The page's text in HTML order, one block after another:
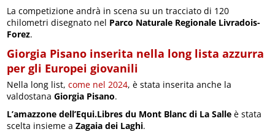
La competizione andrà in scena su un tracciato di 120
chilometri disegnato nel Parco Naturale Regionale Livradois-
Forez.
Giorgia Pisano inserita nella long lista azzurra
per gli Europei giovanili
Nella long list,come nel 2024, è stata inserita anche la
valdostanaGiorgia Pisano.
L’amazzone dell’Equi.Libres du Mont Blanc di La Salle è stata
scelta insieme aZagaia dei Laghi.